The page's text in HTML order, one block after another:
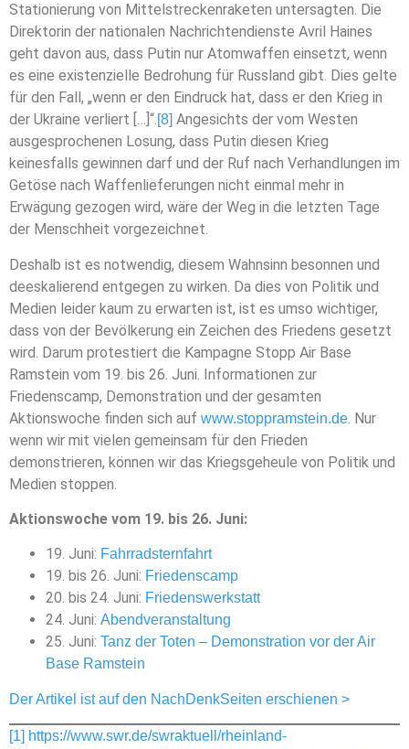
Stationierung von Mittelstreckenraketen untersagten. Die
Direktorin der nationalen Nachrichtendienste Avril Haines
geht davon aus, dass Putin nur Atomwaffen einsetzt, wenn
es eine existenzielle Bedrohung für Russland gibt. Dies gelte
für den Fall, „wenn er den Eindruck hat, dass er den Krieg in
der Ukraine verliert […]“.[8] Angesichts der vom Westen
ausgesprochenen Losung, dass Putin diesen Krieg
keinesfalls gewinnen darf und der Ruf nach Verhandlungen im
Getöse nach Waffenlieferungen nicht einmal mehr in
Erwägung gezogen wird, wäre der Weg in die letzten Tage
der Menschheit vorgezeichnet.
Deshalb ist es notwendig, diesem Wahnsinn besonnen und
deeskalierend entgegen zu wirken. Da dies von Politik und
Medien leider kaum zu erwarten ist, ist es umso wichtiger,
dass von der Bevölkerung ein Zeichen des Friedens gesetzt
wird. Darum protestiert die Kampagne Stopp Air Base
Ramstein vom 19. bis 26. Juni. Informationen zur
Friedenscamp, Demonstration und der gesamten
Aktionswoche finden sich auf www.stoppramstein.de . Nur
wenn wir mit vielen gemeinsam für den Frieden
demonstrieren, können wir das Kriegsgeheule von Politik und
Medien stoppen.
Aktionswoche vom 19. bis 26. Juni:
19. Juni: Fahrradsternfahrt
19. bis 26. Juni: Friedenscamp
20. bis 24. Juni: Friedenswerkstatt
24. Juni: Abendveranstaltung
25. Juni: Tanz der Toten – Demonstration vor der Air
Base Ramstein
Der Artikel ist auf den NachDenkSeiten erschienen >
[1] https://www.swr.de/swraktuell/rheinland-